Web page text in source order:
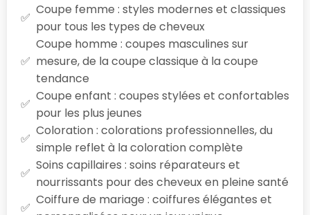
Coupe femme : styles modernes et classiques
pour tous les types de cheveux
Coupe homme : coupes masculines sur
mesure, de la coupe classique à la coupe
tendance
Coupe enfant : coupes stylées et confortables
pour les plus jeunes
Coloration : colorations professionnelles, du
simple reflet à la coloration complète
Soins capillaires : soins réparateurs et
nourrissants pour des cheveux en pleine santé
Coiffure de mariage : coiffures élégantes et